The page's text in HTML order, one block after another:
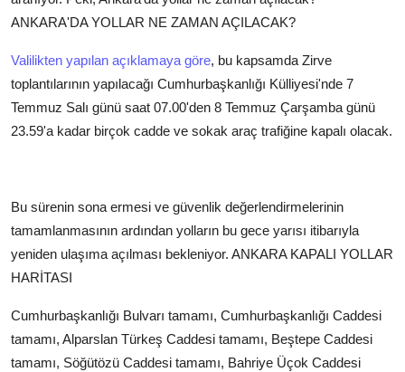
ANKARA'DA YOLLAR NE ZAMAN AÇILACAK?
Valilikten yapılan açıklamaya göre, bu kapsamda Zirve
toplantılarının yapılacağı Cumhurbaşkanlığı Külliyesi'nde 7
Temmuz Salı günü saat 07.00'den 8 Temmuz Çarşamba günü
23.59'a kadar birçok cadde ve sokak araç trafiğine kapalı olacak.
Bu sürenin sona ermesi ve güvenlik değerlendirmelerinin
tamamlanmasının ardından yolların bu gece yarısı itibarıyla
yeniden ulaşıma açılması bekleniyor. ANKARA KAPALI YOLLAR
HARİTASI
Cumhurbaşkanlığı Bulvarı tamamı, Cumhurbaşkanlığı Caddesi
tamamı, Alparslan Türkeş Caddesi tamamı, Beştepe Caddesi
tamamı, Söğütözü Caddesi tamamı, Bahriye Üçok Caddesi